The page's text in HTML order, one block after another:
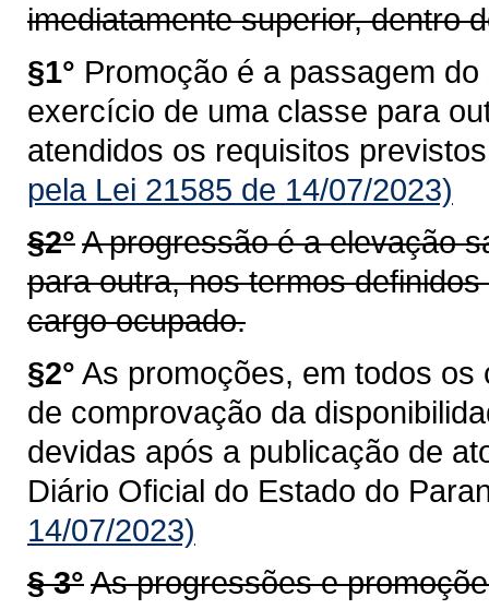
imediatamente superior, dentro
§1° Promoção é a passagem
exercício de uma classe para
atendidos os requisitos
pela Lei 21585 de 14/07/2023)
§2°A progressão é a elevação
para outra, nos termos
cargo ocupado.
§2° As promoções, em todos
de comprovação da
devidas após a publicação de
Diário Oficial do Estado do
14/07/2023)
§ 3°As progressões e